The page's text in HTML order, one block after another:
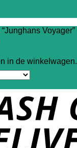
in de winkelwagen.
Voyager”